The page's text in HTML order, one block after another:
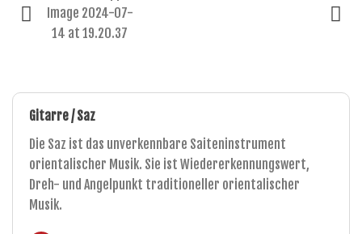
Gitarre / Saz
Die Saz ist das unverkennbare Saiteninstrument
orientalischer Musik. Sie ist Wiedererkennungswert,
Dreh- und Angelpunkt traditioneller orientalischer
Musik.